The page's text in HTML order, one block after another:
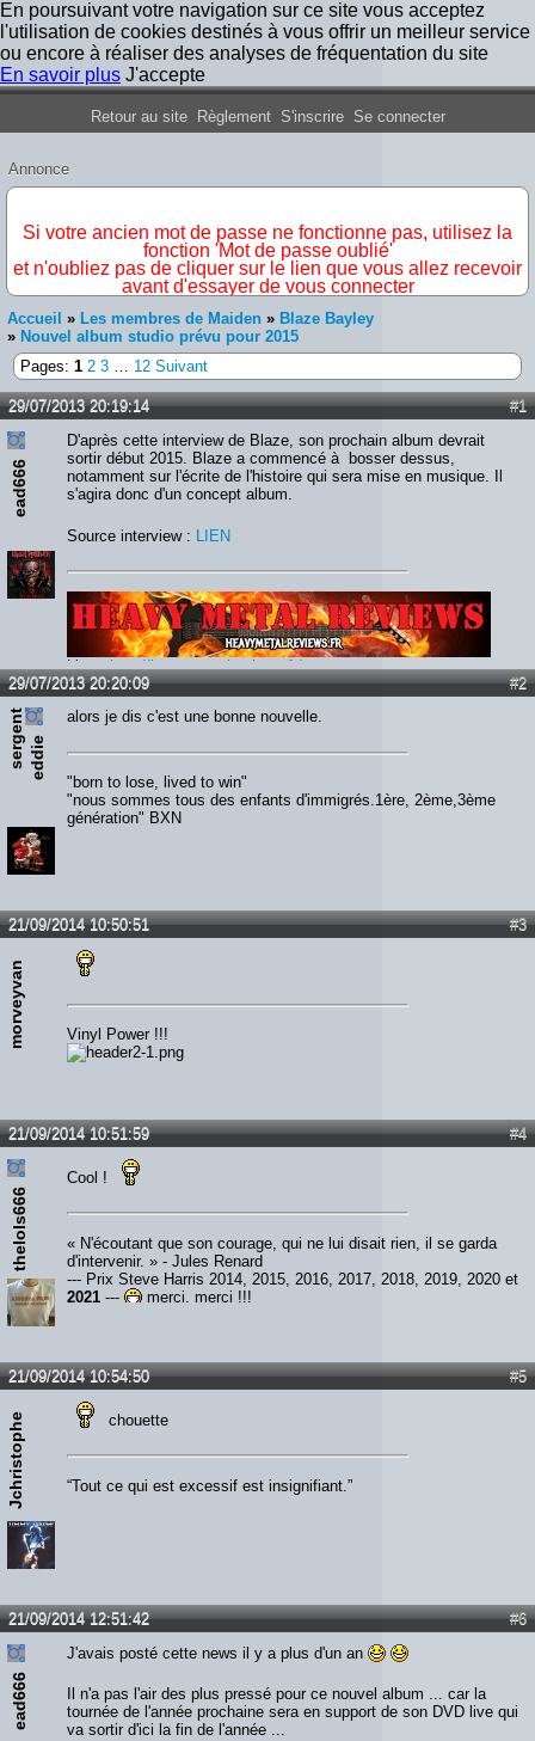
En poursuivant votre navigation sur ce site vous acceptez
l'utilisation de cookies destinés à vous offrir un meilleur service
ou encore à réaliser des analyses de fréquentation du site
En savoir plus J'accepte
Forum Iron Maiden France
Retour au site Règlement S'inscrire Se connecter
Annonce
Si votre ancien mot de passe ne fonctionne pas, utilisez la
fonction 'Mot de passe oublié'
et n'oubliez pas de cliquer sur le lien que vous allez recevoir
avant d'essayer de vous connecter
Accueil » Les membres de Maiden » Blaze Bayley
» Nouvel album studio prévu pour 2015
Pages: 1 2 3 … 12 Suivant
#1
29/07/2013 20:19:14
ead666
D'après cette interview de Blaze, son prochain album devrait
sortir début 2015. Blaze a commencé à bosser dessus,
notamment sur l'écrite de l'histoire qui sera mise en musique. Il
s'agira donc d'un concept album.
Source interview : LIEN
Lien :http://heavymetalreviews.fr/
#2
29/07/2013 20:20:09
s
e
rg
e
n
t
e
d
d
ie
alors je dis c'est une bonne nouvelle.
"born to lose, lived to win"
"nous sommes tous des enfants d'immigrés.1ère, 2ème,3ème
génération" BXN
#3
21/09/2014 10:50:51
morveyvan Vinyl Power !!!
#4
21/09/2014 10:51:59
thelols666
Cool !
« N'écoutant que son courage, qui ne lui disait rien, il se garda
d'intervenir. » - Jules Renard
--- Prix Steve Harris 2014, 2015, 2016, 2017, 2018, 2019, 2020 et
2021 --- merci, merci !!!
#5
21/09/2014 10:54:50
Jchristophe chouette
“Tout ce qui est excessif est insignifiant.”
#6
21/09/2014 12:51:42
ead666
J'avais posté cette news il y a plus d'un an
Il n'a pas l'air des plus pressé pour ce nouvel album ... car la
tournée de l'année prochaine sera en support de son DVD live qui
va sortir d'ici la fin de l'année ...